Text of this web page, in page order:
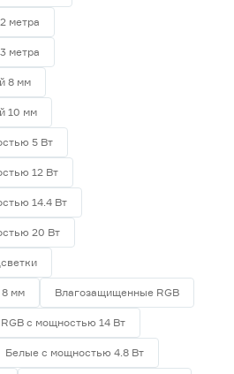
метра
метра
8 мм
10 мм
5 Вт
12 Вт
14.4 Вт
20 Вт
8 мм Влагозащищенные RGB
RGB с мощностью 14 Вт
Белые с мощностью 4.8 Вт